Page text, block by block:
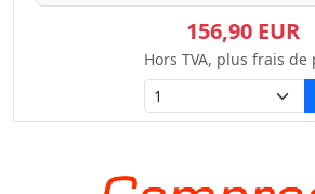
156,90 EUR
Hors TVA, plus frais de